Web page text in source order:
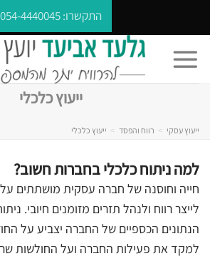
content
התקשרו:054-4440045
ייעוץ כלכלי
ייעוץ עסקי > רווח והפסד > ייעוץ כלכלי
למה ניתוח כלכלי בחברות חשוב?
חייה וחוסנה של חברה עסקית מושתתים
לייצר רווח ולנהל תזרים מזומנים חיובי.
הנתונים הכספיים של החברה יצביע על
למקד את פעילות החברה ועל החולשות